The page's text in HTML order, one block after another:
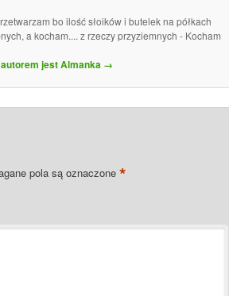
bo ilość słoików i butelek na półkach
a kocham.... z rzeczy przyziemnych - Kocham
jest Almanka →
pola są oznaczone *